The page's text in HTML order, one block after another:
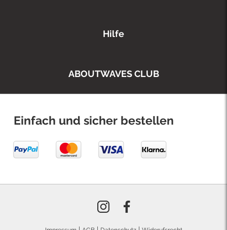
Hilfe
ABOUTWAVES CLUB
Einfach und sicher bestellen